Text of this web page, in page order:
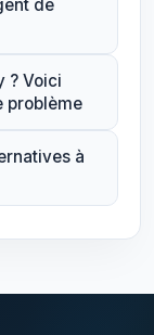
de
? Voici
problème
à